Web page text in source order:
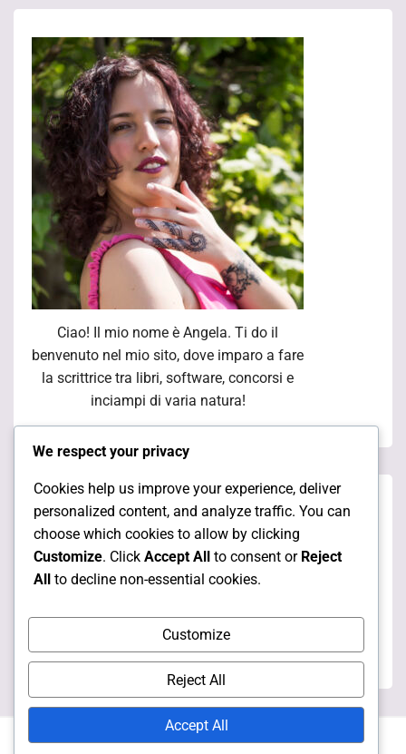
Ciao! Il mio nome è Angela. Ti do il
benvenuto nel mio sito, dove imparo a fare
la scrittrice tra libri, software, concorsi e
inciampi di varia natura!
Pagine
Chi sono
Le mie collaborazioni
Copyright 2026. All rights reserved.
We respect your privacy
Cookies help us improve your experience, deliver
personalized content, and analyze traffic. You can
choose which cookies to allow by clicking
Customize. Click Accept All to consent or Reject
All to decline non-essential cookies.
Customize
Reject All
Accept All